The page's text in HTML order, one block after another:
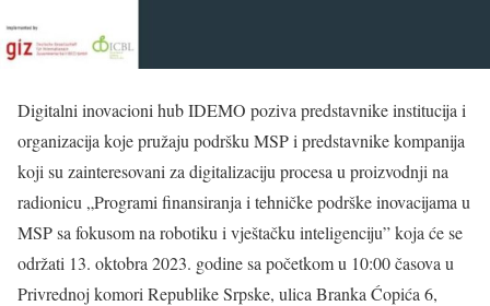
Digitalni inovacioni hub IDEMO poziva predstavnike institucija i
organizacija koje pružaju podršku MSP i predstavnike kompanija
koji su zainteresovani za digitalizaciju procesa u proizvodnji na
radionicu „Programi finansiranja i tehničke podrške inovacijama u
MSP sa fokusom na robotiku i vještačku inteligenciju” koja će se
održati 13. oktobra 2023. godine sa početkom u 10:00 časova u
Privrednoj komori Republike Srpske, ulica Branka Ćopića 6,